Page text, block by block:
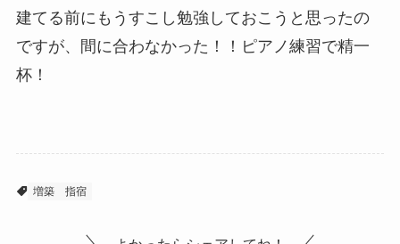
建てる前にもうすこし勉強しておこうと思ったの
ですが、間に合わなかった！！ピアノ練習で精一
杯！
増築 指宿